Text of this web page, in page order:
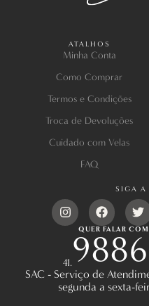
ATALHOS
Minha Conta
Como Comprar
Termos e Condições
Troca de Devoluções
Cuidado com Velas
FAQ
QUER FALAR
41.
SAC - Serviço de
segunda a sexta-
SIGA A